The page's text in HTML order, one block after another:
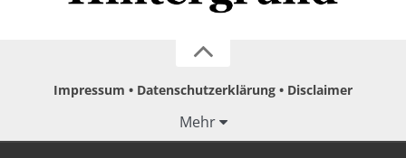
Impressum Datenschutzerklärung Disclaimer
Mehr